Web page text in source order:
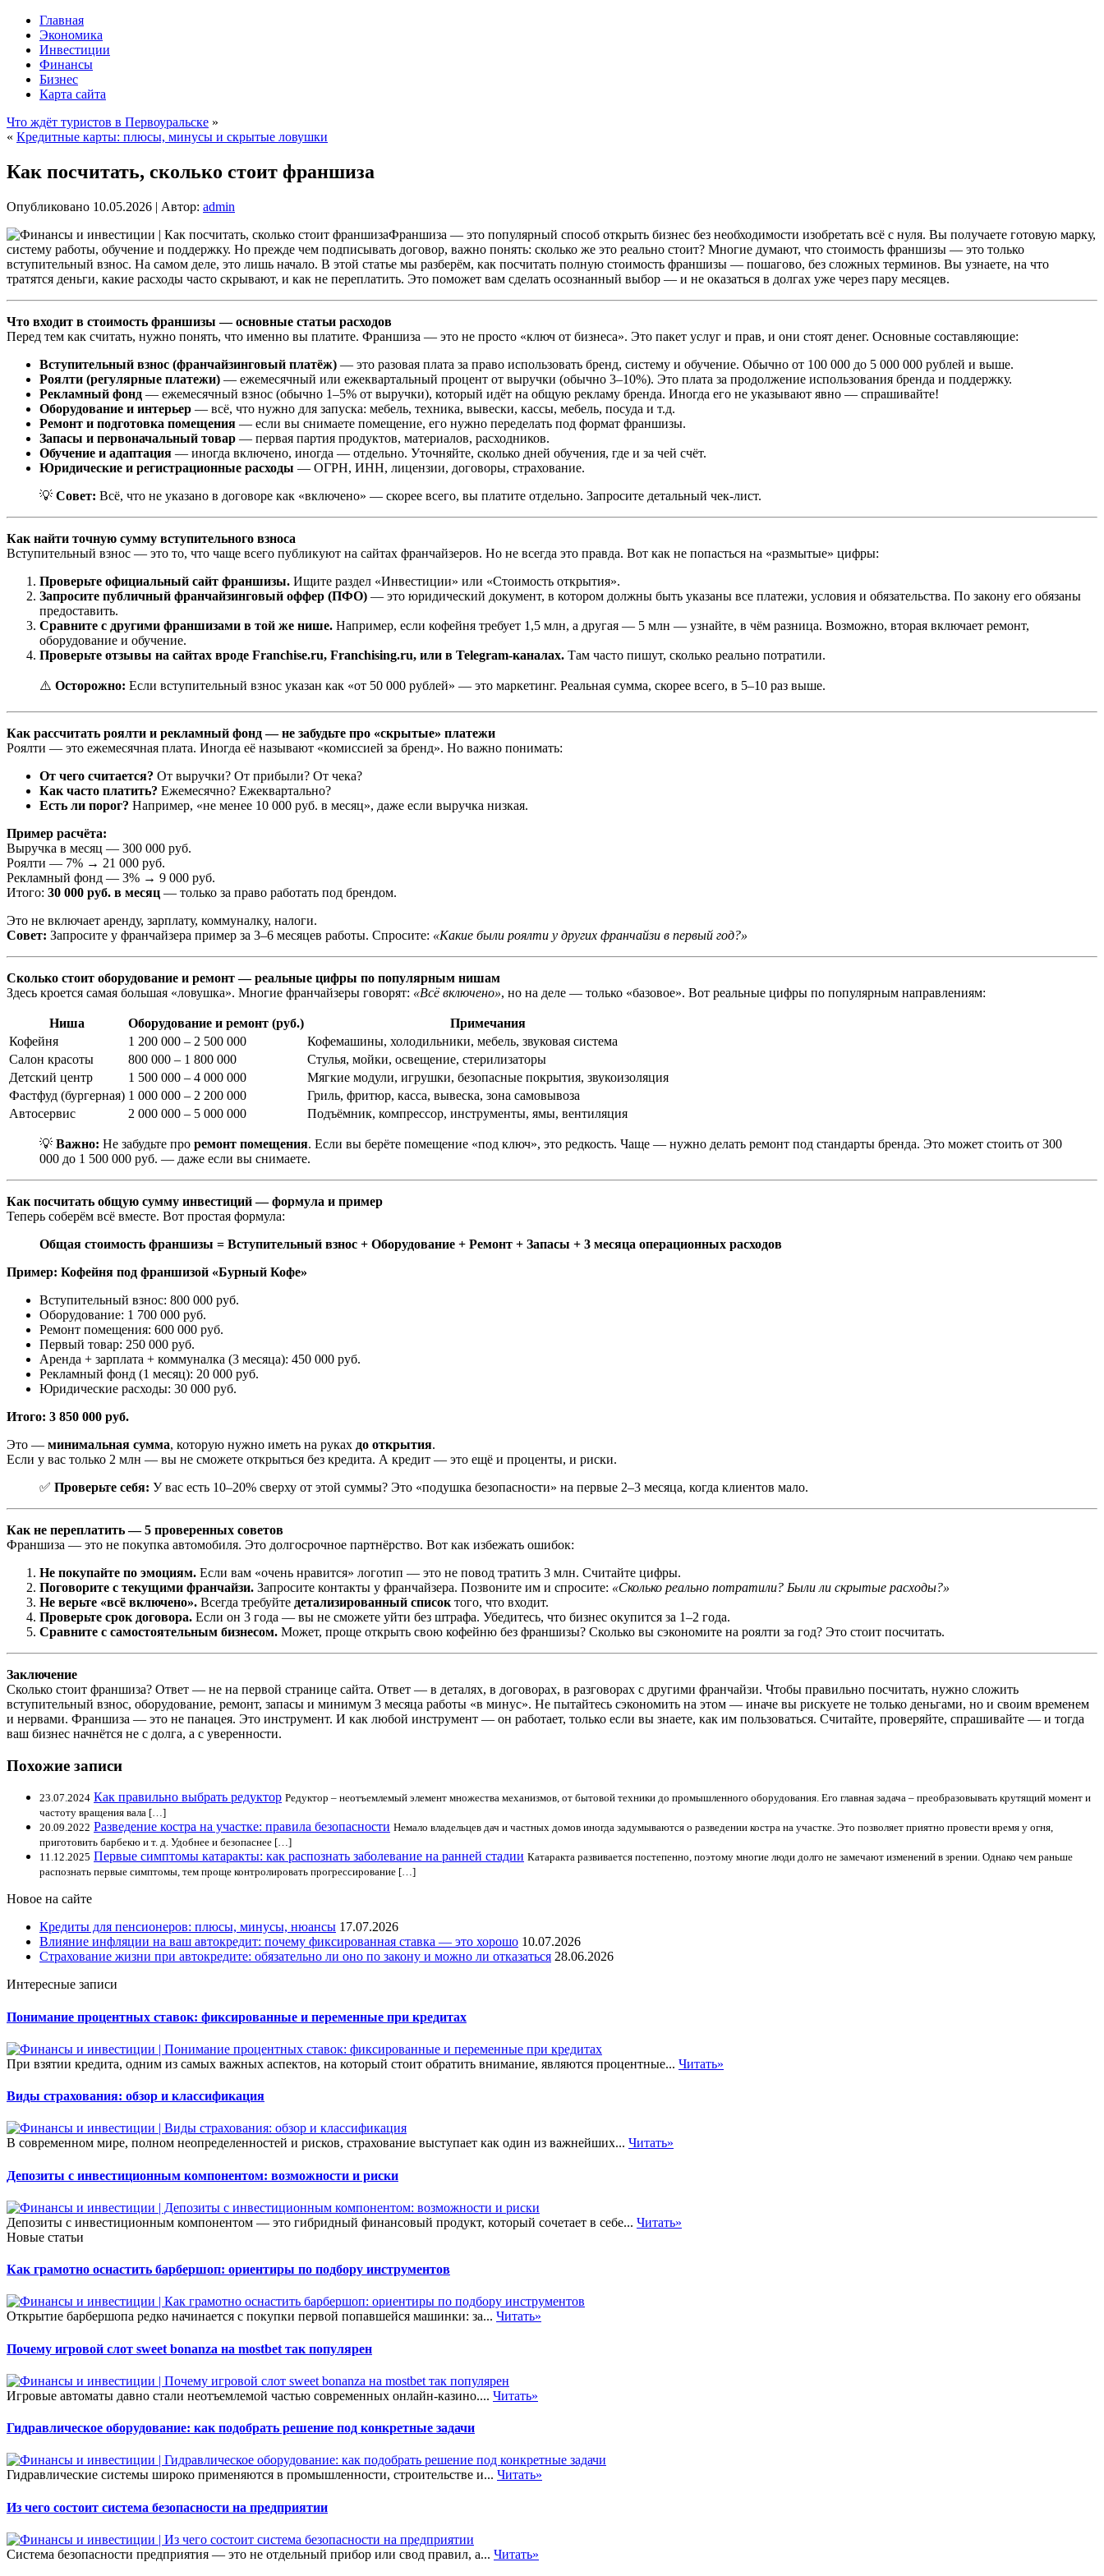
Главная
Экономика
Инвестиции
Финансы
Бизнес
Карта сайта
Что ждёт туристов в Первоуральске »
« Кредитные карты: плюсы, минусы и скрытые ловушки
Как посчитать, сколько стоит франшиза
Опубликовано 10.05.2026 | Автор: admin
Франшиза — это популярный способ открыть бизнес без необходимости изобретать всё с нуля. Вы получаете готовую марку,
систему работы, обучение и поддержку. Но прежде чем подписывать договор, важно понять: сколько же это реально стоит? Многие думают, что стоимость франшизы — это только
вступительный взнос. На самом деле, это лишь начало. В этой статье мы разберём, как посчитать полную стоимость франшизы — пошагово, без сложных терминов. Вы узнаете, на что
тратятся деньги, какие расходы часто скрывают, и как не переплатить. Это поможет вам сделать осознанный выбор — и не оказаться в долгах уже через пару месяцев.
Что входит в стоимость франшизы — основные статьи расходов
Перед тем как считать, нужно понять, что именно вы платите. Франшиза — это не просто «ключ от бизнеса». Это пакет услуг и прав, и они стоят денег. Основные составляющие:
Вступительный взнос (франчайзинговый платёж) — это разовая плата за право использовать бренд, систему и обучение. Обычно от 100 000 до 5 000 000 рублей и выше.
Роялти (регулярные платежи) — ежемесячный или ежеквартальный процент от выручки (обычно 3–10%). Это плата за продолжение использования бренда и поддержку.
Рекламный фонд — ежемесячный взнос (обычно 1–5% от выручки), который идёт на общую рекламу бренда. Иногда его не указывают явно — спрашивайте!
Оборудование и интерьер — всё, что нужно для запуска: мебель, техника, вывески, кассы, мебель, посуда и т.д.
Ремонт и подготовка помещения — если вы снимаете помещение, его нужно переделать под формат франшизы.
Запасы и первоначальный товар — первая партия продуктов, материалов, расходников.
Обучение и адаптация — иногда включено, иногда — отдельно. Уточняйте, сколько дней обучения, где и за чей счёт.
Юридические и регистрационные расходы — ОГРН, ИНН, лицензии, договоры, страхование.
💡 Совет: Всё, что не указано в договоре как «включено» — скорее всего, вы платите отдельно. Запросите детальный чек-лист.
Как найти точную сумму вступительного взноса
Вступительный взнос — это то, что чаще всего публикуют на сайтах франчайзеров. Но не всегда это правда. Вот как не попасться на «размытые» цифры:
Проверьте официальный сайт франшизы. Ищите раздел «Инвестиции» или «Стоимость открытия».
Запросите публичный франчайзинговый оффер (ПФО) — это юридический документ, в котором должны быть указаны все платежи, условия и обязательства. По закону его обязаны
предоставить.
Сравните с другими франшизами в той же нише. Например, если кофейня требует 1,5 млн, а другая — 5 млн — узнайте, в чём разница. Возможно, вторая включает ремонт,
оборудование и обучение.
Проверьте отзывы на сайтах вроде Franchise.ru, Franchising.ru, или в Telegram-каналах. Там часто пишут, сколько реально потратили.
⚠️ Осторожно: Если вступительный взнос указан как «от 50 000 рублей» — это маркетинг. Реальная сумма, скорее всего, в 5–10 раз выше.
Как рассчитать роялти и рекламный фонд — не забудьте про «скрытые» платежи
Роялти — это ежемесячная плата. Иногда её называют «комиссией за бренд». Но важно понимать:
От чего считается? От выручки? От прибыли? От чека?
Как часто платить? Ежемесячно? Ежеквартально?
Есть ли порог? Например, «не менее 10 000 руб. в месяц», даже если выручка низкая.
Пример расчёта:
Выручка в месяц — 300 000 руб.
Роялти — 7% → 21 000 руб.
Рекламный фонд — 3% → 9 000 руб.
Итого: 30 000 руб. в месяц — только за право работать под брендом.
Это не включает аренду, зарплату, коммуналку, налоги.
Совет: Запросите у франчайзера пример за 3–6 месяцев работы. Спросите: «Какие были роялти у других франчайзи в первый год?»
Сколько стоит оборудование и ремонт — реальные цифры по популярным нишам
Здесь кроется самая большая «ловушка». Многие франчайзеры говорят: «Всё включено», но на деле — только «базовое». Вот реальные цифры по популярным направлениям:
Ниша Оборудование и ремонт (руб.)
Примечания
Кофейня
1 200 000 – 2 500 000
Кофемашины, холодильники, мебель, звуковая система
Салон красоты
800 000 – 1 800 000
Стулья, мойки, освещение, стерилизаторы
Детский центр
1 500 000 – 4 000 000
Мягкие модули, игрушки, безопасные покрытия, звукоизоляция
Фастфуд (бургерная) 1 000 000 – 2 200 000
Гриль, фритюр, касса, вывеска, зона самовывоза
Автосервис
2 000 000 – 5 000 000 Подъёмник, компрессор, инструменты, ямы, вентиляция
💡 Важно: Не забудьте про ремонт помещения. Если вы берёте помещение «под ключ», это редкость. Чаще — нужно делать ремонт под стандарты бренда. Это может стоить от 300
000 до 1 500 000 руб. — даже если вы снимаете.
Как посчитать общую сумму инвестиций — формула и пример
Теперь соберём всё вместе. Вот простая формула:
Общая стоимость франшизы = Вступительный взнос + Оборудование + Ремонт + Запасы + 3 месяца операционных расходов
Пример: Кофейня под франшизой «Бурный Кофе»
Вступительный взнос: 800 000 руб.
Оборудование: 1 700 000 руб.
Ремонт помещения: 600 000 руб.
Первый товар: 250 000 руб.
Аренда + зарплата + коммуналка (3 месяца): 450 000 руб.
Рекламный фонд (1 месяц): 20 000 руб.
Юридические расходы: 30 000 руб.
Итого: 3 850 000 руб.
Это — минимальная сумма, которую нужно иметь на руках до открытия.
Если у вас только 2 млн — вы не сможете открыться без кредита. А кредит — это ещё и проценты, и риски.
✅ Проверьте себя: У вас есть 10–20% сверху от этой суммы? Это «подушка безопасности» на первые 2–3 месяца, когда клиентов мало.
Как не переплатить — 5 проверенных советов
Франшиза — это не покупка автомобиля. Это долгосрочное партнёрство. Вот как избежать ошибок:
Не покупайте по эмоциям. Если вам «очень нравится» логотип — это не повод тратить 3 млн. Считайте цифры.
Поговорите с текущими франчайзи. Запросите контакты у франчайзера. Позвоните им и спросите: «Сколько реально потратили? Были ли скрытые расходы?»
Не верьте «всё включено». Всегда требуйте детализированный список того, что входит.
Проверьте срок договора. Если он 3 года — вы не сможете уйти без штрафа. Убедитесь, что бизнес окупится за 1–2 года.
Сравните с самостоятельным бизнесом. Может, проще открыть свою кофейню без франшизы? Сколько вы сэкономите на роялти за год? Это стоит посчитать.
Заключение
Сколько стоит франшиза? Ответ — не на первой странице сайта. Ответ — в деталях, в договорах, в разговорах с другими франчайзи. Чтобы правильно посчитать, нужно сложить
вступительный взнос, оборудование, ремонт, запасы и минимум 3 месяца работы «в минус». Не пытайтесь сэкономить на этом — иначе вы рискуете не только деньгами, но и своим временем
и нервами. Франшиза — это не панацея. Это инструмент. И как любой инструмент — он работает, только если вы знаете, как им пользоваться. Считайте, проверяйте, спрашивайте — и тогда
ваш бизнес начнётся не с долга, а с уверенности.
Похожие записи
23.07.2024 Как правильно выбрать редуктор Редуктор – неотъемлемый элемент множества механизмов, от бытовой техники до промышленного оборудования. Его главная задача – преобразовывать крутящий момент и
частоту вращения вала […]
20.09.2022 Разведение костра на участке: правила безопасности Немало владельцев дач и частных домов иногда задумываются о разведении костра на участке. Это позволяет приятно провести время у огня,
приготовить барбекю и т. д. Удобнее и безопаснее […]
11.12.2025 Первые симптомы катаракты: как распознать заболевание на ранней стадии Катаракта развивается постепенно, поэтому многие люди долго не замечают изменений в зрении. Однако чем раньше
распознать первые симптомы, тем проще контролировать прогрессирование […]
Новое на сайте
Кредиты для пенсионеров: плюсы, минусы, нюансы 17.07.2026
Влияние инфляции на ваш автокредит: почему фиксированная ставка — это хорошо 10.07.2026
Страхование жизни при автокредите: обязательно ли оно по закону и можно ли отказаться 28.06.2026
Интересные записи
Понимание процентных ставок: фиксированные и переменные при кредитах
При взятии кредита, одним из самых важных аспектов, на который стоит обратить внимание, являются процентные... Читать»
Виды страхования: обзор и классификация
В современном мире, полном неопределенностей и рисков, страхование выступает как один из важнейших... Читать»
Депозиты с инвестиционным компонентом: возможности и риски
Депозиты с инвестиционным компонентом — это гибридный финансовый продукт, который сочетает в себе... Читать»
Новые статьи
Как грамотно оснастить барбершоп: ориентиры по подбору инструментов
Открытие барбершопа редко начинается с покупки первой попавшейся машинки: за... Читать»
Почему игровой слот sweet bonanza на mostbet так популярен
Игровые автоматы давно стали неотъемлемой частью современных онлайн-казино.... Читать»
Гидравлическое оборудование: как подобрать решение под конкретные задачи
Гидравлические системы широко применяются в промышленности, строительстве и... Читать»
Из чего состоит система безопасности на предприятии
Система безопасности предприятия — это не отдельный прибор или свод правил, а... Читать»